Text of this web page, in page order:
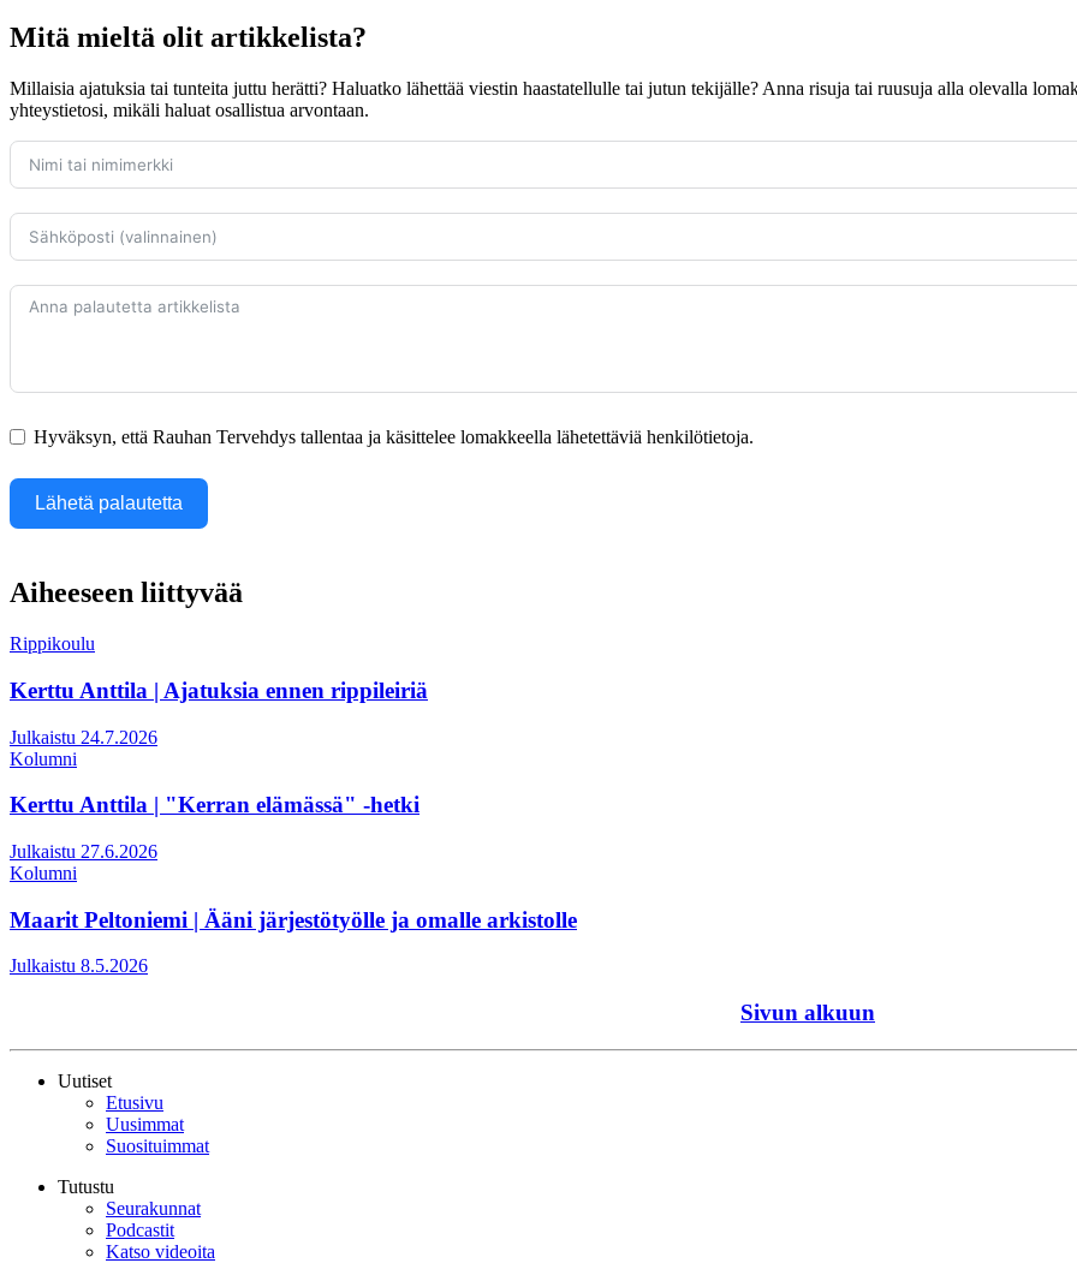
Mitä mieltä olit artikkelista?
Millaisia ajatuksia tai tunteita juttu herätti? Haluatko lähettää viestin haastatellulle tai jutun tekijälle? Anna risuja tai ruusuja alla olevalla
yhteystietosi, mikäli haluat osallistua arvontaan.
Hyväksyn, että Rauhan Tervehdys tallentaa ja käsittelee lomakkeella lähetettäviä henkilötietoja.
Lähetä palautetta
Aiheeseen liittyvää
Rippikoulu
Kerttu Anttila | Ajatuksia ennen rippileiriä
Julkaistu 24.7.2026
Kolumni
Kerttu Anttila | "Kerran elämässä" -hetki
Julkaistu 27.6.2026
Kolumni
Maarit Peltoniemi | Ääni järjestötyölle ja omalle arkistolle
Julkaistu 8.5.2026
Sivun alkuun
Uutiset
Etusivu
Uusimmat
Suosituimmat
Tutustu
Seurakunnat
Podcastit
Katso videoita